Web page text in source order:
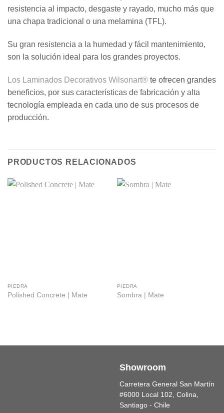
resistencia al impacto, desgaste y rayado, mucho más que
una chapa tradicional o una melamina (TFL).
Su gran resistencia a la humedad y fácil mantenimiento,
son la solución ideal para los grandes proyectos.
Los Laminados Decorativos Wilsonart® te ofrecen grandes
beneficios, por sus características de fabricación y alta
tecnología empleada en cada uno de sus procesos de
producción.
PRODUCTOS RELACIONADOS
PIEDRA
Polished Concrete | Mate
PIEDRA
Sombra | Mate
Showroom
Carretera General San Martín
#6000 Local 102, Colina,
Santiago - Chile